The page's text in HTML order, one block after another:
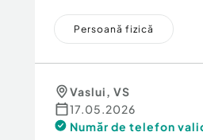
Persoană fizică
Vaslui, VS
17.05.2026
Număr de telefon